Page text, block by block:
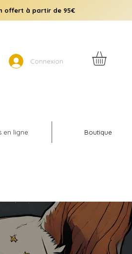
offert à partir de 95€
Connexion
en ligne Boutique